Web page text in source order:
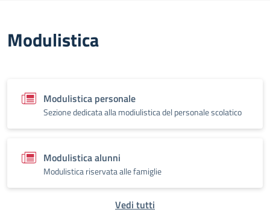
Modulistica
Modulistica personale
Sezione dedicata alla modiulistica del personale scolatico
Modulistica alunni
Modulistica riservata alle famiglie
Vedi tutti